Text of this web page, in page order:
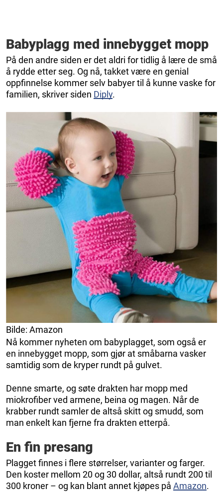
Babyplagg med innebygget mopp
På den andre siden er det aldri for tidlig å lære de små
å rydde etter seg. Og nå, takket være en genial
oppfinnelse kommer selv babyer til å kunne vaske for
familien, skriver siden Diply.
Bilde: Amazon
Nå kommer nyheten om babyplagget, som også er
en innebygget mopp, som gjør at småbarna vasker
samtidig som de kryper rundt på gulvet.
Denne smarte, og søte drakten har mopp med
miokrofiber ved armene, beina og magen. Når de
krabber rundt samler de altså skitt og smudd, som
man enkelt kan fjerne fra drakten etterpå.
En fin presang
Plagget finnes i flere størrelser, varianter og farger.
Den koster mellom 20 og 30 dollar, altså rundt 200 til
300 kroner – og kan blant annet kjøpes på Amazon.